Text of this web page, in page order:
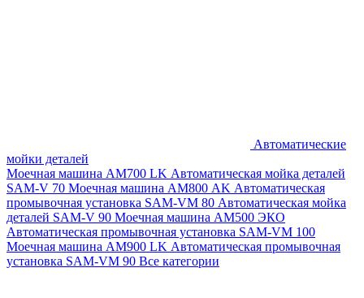
Автоматические
мойки деталей
Моечная машина AM700 LK Автоматическая мойка деталей
SAM-V 70 Моечная машина АМ800 AK Автоматическая
промывочная установка SAM-VM 80 Автоматическая мойка
деталей SAM-V 90 Моечная машина АМ500 ЭКО
Автоматическая промывочная установка SAM-VM 100
Моечная машина AM900 LK Автоматическая промывочная
установка SAM-VM 90 Все категории